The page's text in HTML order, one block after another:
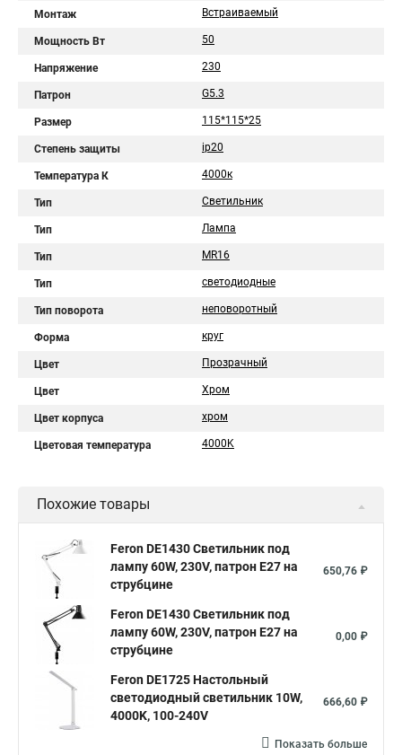
Монтаж Встраиваемый
Мощность Вт 50
Напряжение 230
Патрон G5.3
Размер 115*115*25
Степень защиты ip20
Температура К 4000к
Тип Светильник
Тип Лампа
Тип MR16
Тип светодиодные
Тип поворота неповоротный
Форма круг
Цвет Прозрачный
Цвет Хром
Цвет корпуса хром
Цветовая температура 4000K
Похожие товары
Feron DE1430 Светильник под
лампу 60W, 230V, патрон E27 на
струбцине
650,76 ₽
Feron DE1430 Светильник под
лампу 60W, 230V, патрон E27 на
струбцине
0,00 ₽
Feron DE1725 Настольный
светодиодный светильник 10W,
4000K, 100-240V
666,60 ₽
Показать больше